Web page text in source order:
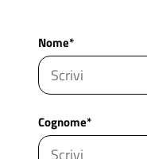
Nome*
Cognome*